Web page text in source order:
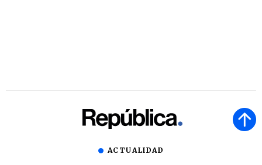
ACTUALIDAD